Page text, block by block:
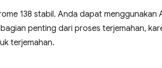
138 stabil. Anda dapat menggunakan
penting dari proses terjemahan,
terjemahan.